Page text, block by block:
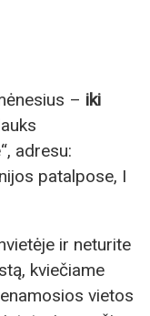
– iki
adresu:
patalpose, I
ir neturite
kviečiame
vietos